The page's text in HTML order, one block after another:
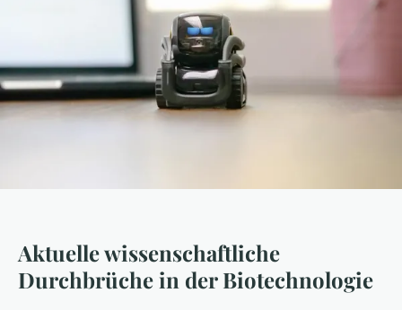
Aktuelle wissenschaftliche
Durchbrüche in der Biotechnologie